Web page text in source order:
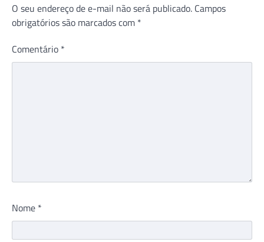
O seu endereço de e-mail não será publicado. Campos
obrigatórios são marcados com *
Comentário *
Nome *